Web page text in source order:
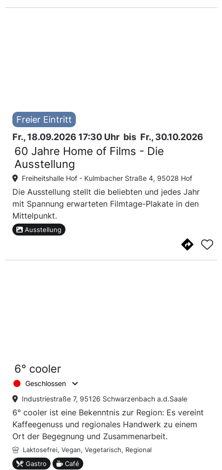
Freier Eintritt
Fr., 18.09.2026 17:30 Uhr bis Fr., 30.10.2026
60 Jahre Home of Films - Die
Ausstellung
Freiheitshalle Hof - Kulmbacher Straße 4, 95028 Hof
Die Ausstellung stellt die beliebten und jedes Jahr
mit Spannung erwarteten Filmtage-Plakate in den
Mittelpunkt.
Ausstellung
6° cooler
Geschlossen
Industriestraße 7, 95126 Schwarzenbach a.d.Saale
6° cooler ist eine Bekenntnis zur Region: Es vereint
Kaffeegenuss und regionales Handwerk zu einem
Ort der Begegnung und Zusammenarbeit.
Laktosefrei, Vegan, Vegetarisch, Regional
Gastro Café